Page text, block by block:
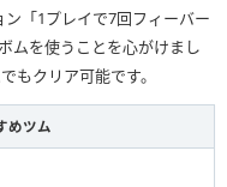
「1プレイで7回フィーバー
ムを使うことを心がけまし
もクリア可能です。
めツム